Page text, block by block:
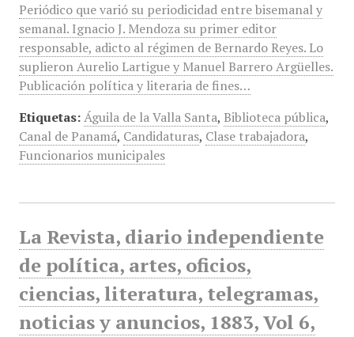
Periódico que varió su periodicidad entre bisemanal y
semanal. Ignacio J. Mendoza su primer editor
responsable, adicto al régimen de Bernardo Reyes. Lo
suplieron Aurelio Lartigue y Manuel Barrero Argüelles.
Publicación política y literaria de fines…
Etiquetas: Águila de la Valla Santa, Biblioteca pública,
Canal de Panamá, Candidaturas, Clase trabajadora,
Funcionarios municipales
La Revista, diario independiente
de política, artes, oficios,
ciencias, literatura, telegramas,
noticias y anuncios, 1883, Vol 6,